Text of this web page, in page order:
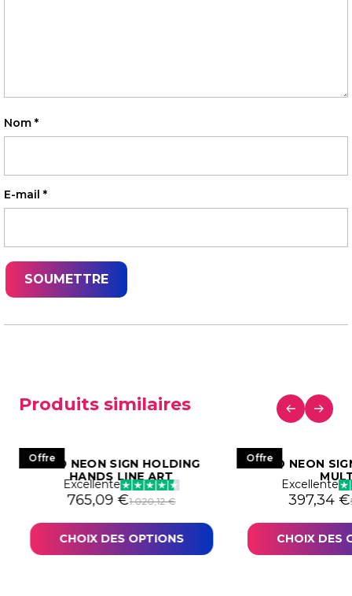
Nom *
E-mail *
Produits similaires
OffreLED NEON SIGN HOLDING
HANDS LINE ART
Excellente
1.020,12€
Le prix initial était : 1.020,12 €.
765,09 €
Le prix actuel est : 765,09 €.
CHOIX DES OPTIONS
OffreLED NEON
Excellente
Le prix
397,34 €
Le prix
CHOIX DES